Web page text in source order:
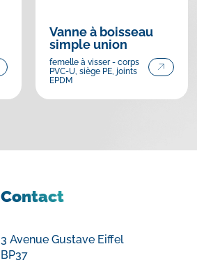
Vanne à boisseau
simple union
femelle à visser - corps
PVC-U, siège PE, joints
EPDM
Contact
3 Avenue Gustave Eiffel
BP37